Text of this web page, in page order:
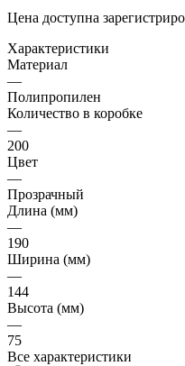
Цена доступна
Характеристики
Материал
—
Полипропилен
Количество в коробке
—
200
Цвет
—
Прозрачный
Длина (мм)
—
190
Ширина (мм)
—
144
Высота (мм)
—
75
Все характеристики